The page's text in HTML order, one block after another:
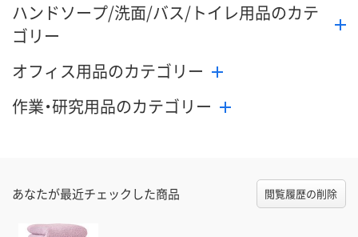
ハンドソープ/洗面/バス/トイレ用品のカテ
ゴリー
オフィス用品のカテゴリー
作業・研究用品のカテゴリー
あなたが最近チェックした商品 閲覧履歴の削除